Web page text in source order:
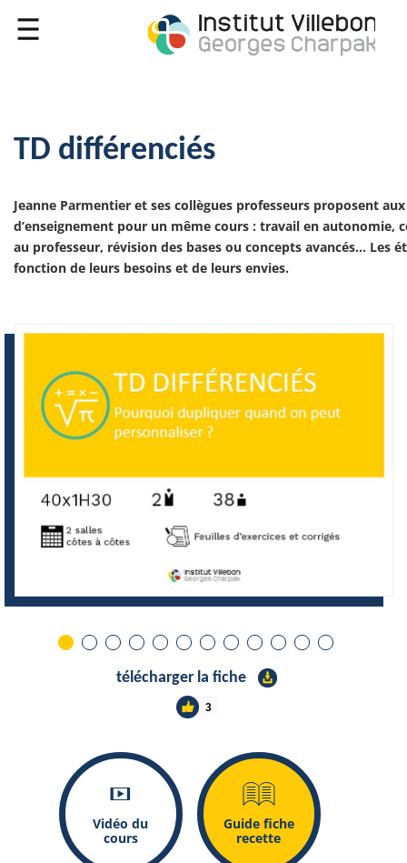
TD différenciés
Jeanne Parmentier et ses collègues professeurs proposent
d’enseignement pour un même cours : travail en autonomie,
au professeur, révision des bases ou concepts avancés… Les
fonction de leurs besoins et de leurs envies.
télécharger la fiche
3
ù
Vidéo du
cours
j
Guide fiche
recette